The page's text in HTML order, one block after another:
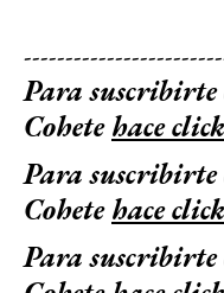
Para suscribirte
Cohetehace
Para suscribirte
Cohetehace
Para suscribirte